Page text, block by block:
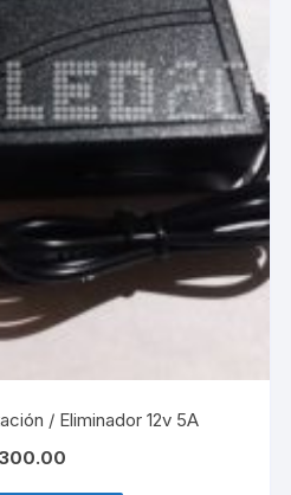
/ Eliminador 12v 5A